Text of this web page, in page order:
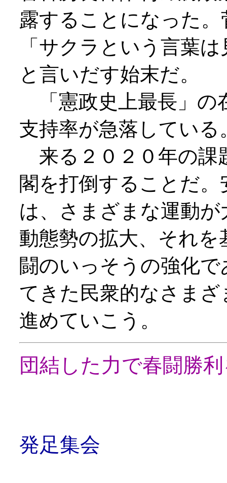
露することになった
「サクラという言葉
と言いだす始末だ。
「憲政史上最長」の
支持率が急落してい
来る２０２０年の課
閣を打倒することだ
は、さまざまな運動
動態勢の拡大、それ
闘のいっそうの強化
てきた民衆的なさま
進めていこう。
団結した力で春闘勝
発足集会